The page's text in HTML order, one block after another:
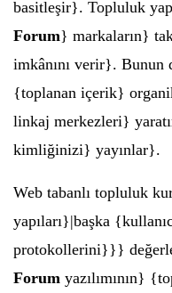
basitleşir}. Topluluk
Forum} markaların}
imkânını verir}. Bunun
{toplanan içerik}
linkaj merkezleri}
kimliğinizi} yayınlar}.
Web tabanlı topluluk
yapıları}|başka
protokollerini}}}
Forum yazılımının}